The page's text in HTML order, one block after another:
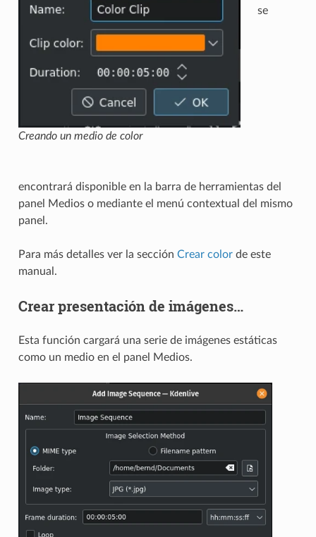
Creando un medio de color
se
encontrará disponible en la barra de herramientas del
panel Medios o mediante el menú contextual del mismo
panel.
Para más detalles ver la sección Crear colorde este
manual.
Crear presentación de imágenes…
Esta función cargará una serie de imágenes estáticas
como un medio en el panel Medios.